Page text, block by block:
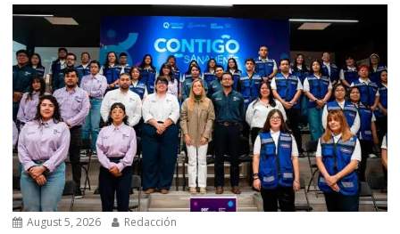
August 5, 2026 Redacción